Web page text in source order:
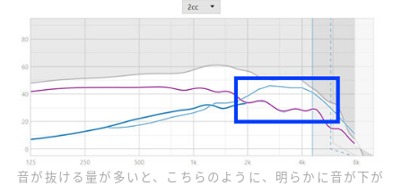
音が抜ける量が多いと、こちらのように、明らかに音が下が